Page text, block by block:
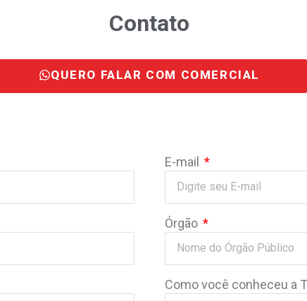
Contato
QUERO FALAR COM COMERCIAL
E-mail
Órgão
Como você conheceu a